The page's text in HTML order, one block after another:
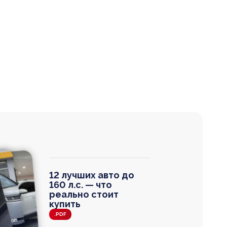
12 лучших авто до
160 л.с. — что
реально стоит
купить
.PDF